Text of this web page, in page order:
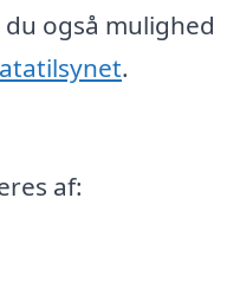
også mulighed
.
af: